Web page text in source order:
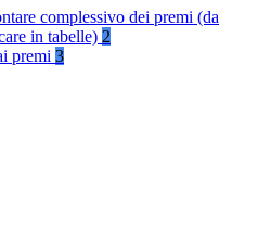
complessivo dei premi (da
in tabelle) 2
premi 3